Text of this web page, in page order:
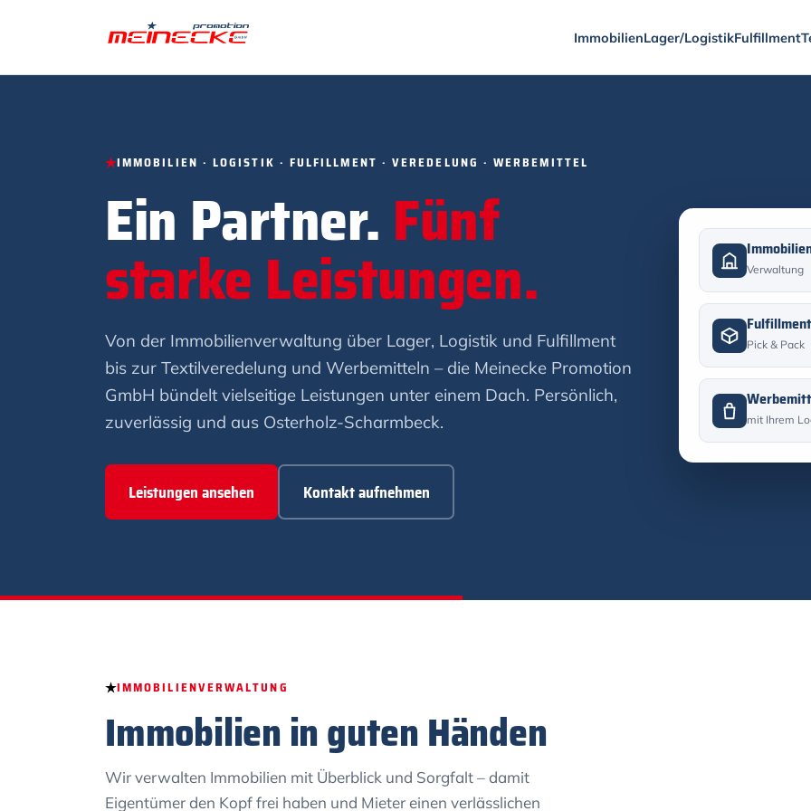
ImmobilienLager/LogistikFulfillment
IMMOBILIEN · LOGISTIK · FULFILLMENT · VEREDELUNG · WERBEMITTEL
Ein Partner.Fünf
starke Leistungen.
Von der Immobilienverwaltung über Lager, Logistik und Fulfillment
bis zur Textilveredelung und Werbemitteln – die Meinecke Promotion
GmbH bündelt vielseitige Leistungen unter einem Dach. Persönlich,
zuverlässig und aus Osterholz-Scharmbeck.
Leistungen ansehen Kontakt aufnehmen
Verwaltung
Pick & Pack
mit Ihrem
IMMOBILIENVERWALTUNG
Immobilien in guten Händen
Wir verwalten Immobilien mit Überblick und Sorgfalt – damit
Eigentümer den Kopf frei haben und Mieter einen verlässlichen